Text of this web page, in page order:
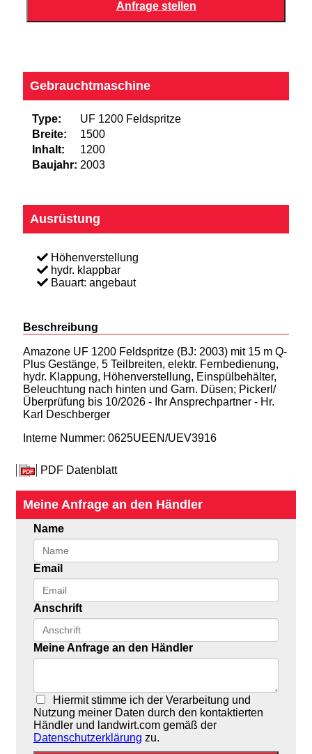
Gebrauchtmaschine
Type:
UF 1200 Feldspritze
Breite:
1500
Inhalt:
1200
Baujahr: 2003
Ausrüstung
Höhenverstellung
hydr. klappbar
Bauart: angebaut
Beschreibung
Amazone UF 1200 Feldspritze (BJ: 2003) mit 15 m Q-
Plus Gestänge, 5 Teilbreiten, elektr. Fernbedienung,
hydr. Klappung, Höhenverstellung, Einspülbehälter,
Beleuchtung nach hinten und Garn. Düsen; Pickerl/
Überprüfung bis 10/2026 - Ihr Ansprechpartner - Hr.
Karl Deschberger
Interne Nummer: 0625UEEN/UEV3916
PDF Datenblatt
Meine Anfrage an den Händler
Name
Email
Anschrift
Meine Anfrage an den Händler
Hiermit stimme ich der Verarbeitung und
Nutzung meiner Daten durch den kontaktierten
Händler und landwirt.com gemäß der
Datenschutzerklärung zu.